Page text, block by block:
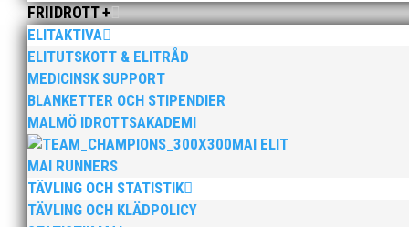
FRIIDROTT +
ELITAKTIVA
ELITUTSKOTT & ELITRÅD
MEDICINSK SUPPORT
BLANKETTER OCH STIPENDIER
MALMÖ IDROTTSAKADEMI
MAI ELIT
MAI RUNNERS
TÄVLING OCH STATISTIK
TÄVLING OCH KLÄDPOLICY
Anders Hallström, 55, blir ny klubbchef i MAI. Han
hockeyn i Trelleborg och fotbollen i Höllviken